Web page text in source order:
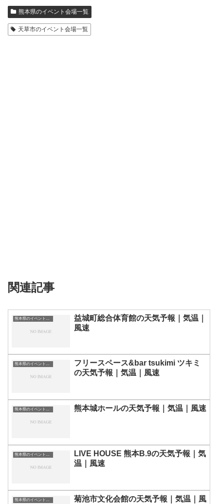
熊本県のイベント会場一覧
天草市のイベント会場一覧
関連記事
熊本県のイベント会場一覧
益城町総合体育館の天気予報｜気温｜
風速
熊本県のイベント会場一覧
フリースペース&bar tsukimi ツキミ
の天気予報｜気温｜風速
熊本県のイベント会場一覧 熊本城ホールの天気予報｜気温｜風速
熊本県のイベント会場一覧
LIVE HOUSE 熊本B.9の天気予報｜気
温｜風速
熊本県のイベント会場一覧
菊池市文化会館の天気予報｜気温｜風